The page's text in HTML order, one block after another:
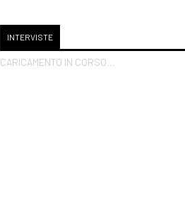
INTERVISTE
CARICAMENTO IN CORSO...